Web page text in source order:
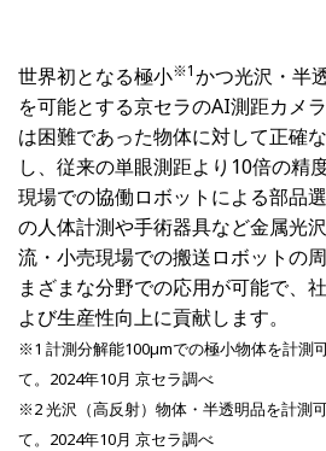
世界初となる極小※1かつ光沢・半
を可能とする京セラのAI測距カメ
は困難であった物体に対して正確
し、従来の単眼測距より10倍の精
現場での協働ロボットによる部品
の人体計測や手術器具など金属光
流・小売現場での搬送ロボットの
まざまな分野での応用が可能で、
よび生産性向上に貢献します。
※1 計測分解能100µmでの極小物体を計測
て。2024年10月 京セラ調べ
※2 光沢（高反射）物体・半透明品を計測
て。2024年10月 京セラ調べ